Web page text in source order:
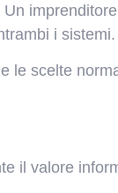
i sistemi.
le scelte
il valore